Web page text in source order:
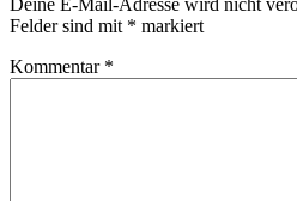
Deine E-Mail-Adresse wird nicht
Felder sind mit * markiert
Kommentar *